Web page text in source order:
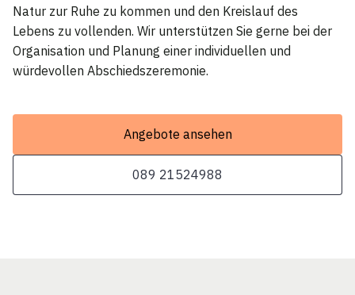
Natur zur Ruhe zu kommen und den Kreislauf des
Lebens zu vollenden. Wir unterstützen Sie gerne bei der
Organisation und Planung einer individuellen und
würdevollen Abschiedszeremonie.
Angebote ansehen
089 21524988